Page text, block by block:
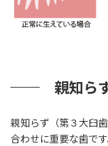
親知ら
親知らず（第３大臼
合わせに重要な歯です